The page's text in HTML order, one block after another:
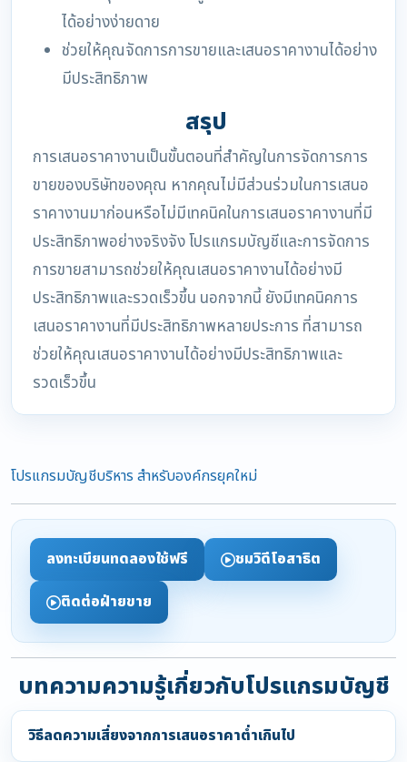
ได้อย่างง่ายดาย
ช่วยให้คุณจัดการการขายและเสนอราคางานได้อย่าง
มีประสิทธิภาพ
สรุป
การเสนอราคางานเป็นขั้นตอนที่สำคัญในการจัดการการ
ขายของบริษัทของคุณ หากคุณไม่มีส่วนร่วมในการเสนอ
ราคางานมาก่อนหรือไม่มีเทคนิคในการเสนอราคางานที่มี
ประสิทธิภาพอย่างจริงจัง โปรแกรมบัญชีและการจัดการ
การขายสามารถช่วยให้คุณเสนอราคางานได้อย่างมี
ประสิทธิภาพและรวดเร็วขึ้น นอกจากนี้ ยังมีเทคนิคการ
เสนอราคางานที่มีประสิทธิภาพหลายประการ ที่สามารถ
ช่วยให้คุณเสนอราคางานได้อย่างมีประสิทธิภาพและ
รวดเร็วขึ้น
โปรแกรมบัญชีบริหาร สำหรับองค์กรยุคใหม่
ลงทะเบียนทดลองใช้ฟรี
ชมวิดีโอสาธิต
ติดต่อฝ่ายขาย
บทความความรู้เกี่ยวกับโปรแกรมบัญชี
วิธีลดความเสี่ยงจากการเสนอราคาต่ำเกินไป